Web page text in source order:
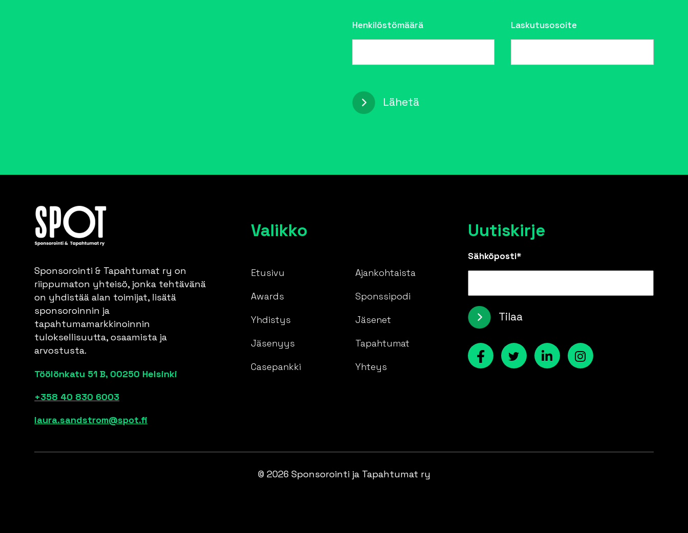
Henkilöstömäärä Laskutusosoite
Sponsorointi & Tapahtumat ry on
riippumaton yhteisö, jonka tehtävänä
on yhdistää alan toimijat, lisätä
sponsoroinnin ja
tapahtumamarkkinoinnin
tuloksellisuutta, osaamista ja
arvostusta.
Töölönkatu 51 B, 00250 Helsinki
+358 40 830 6003
laura.sandstrom@spot.fi
Valikko
Etusivu
Awards
Yhdistys
Jäsenyys
Casepankki
Ajankohtaista
Sponssipodi
Jäsenet
Tapahtumat
Yhteys
Uutiskirje
Sähköposti*
Tilaa
© 2026 Sponsorointi ja Tapahtumat ry